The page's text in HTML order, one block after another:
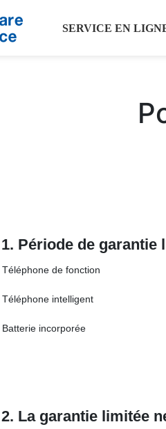
SERVICE EN
1. Période de garantie
Téléphone de fonction
Téléphone intelligent
Batterie incorporée
2. La garantie limitée